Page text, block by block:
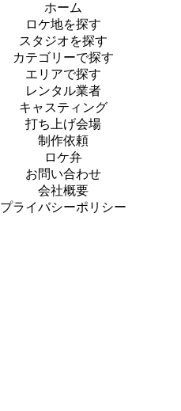
ホーム
ロケ地を探す
スタジオを探す
カテゴリーで探す
エリアで探す
レンタル業者
キャスティング
打ち上げ会場
制作依頼
ロケ弁
お問い合わせ
会社概要
プライバシーポリシー